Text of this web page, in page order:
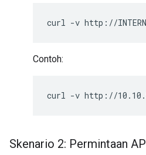
curl -v http://
Contoh:
curl -v http://
Skenario 2: Permintaan